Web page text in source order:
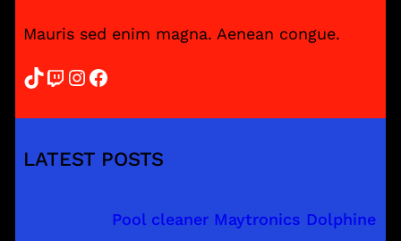
Mauris sed enim magna. Aenean congue.
TikTok Twitch InstagramFacebook
LATEST POSTS
Pool cleaner Maytronics Dolphine